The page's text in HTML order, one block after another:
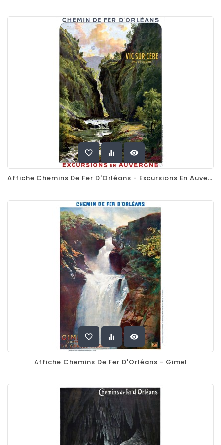
favorite_border equalizer visibility
Affiche Chemins De Fer D'Orléans - Excursions En Auvergne
favorite_border equalizer visibility
Affiche Chemins De Fer D'Orléans - Gimel